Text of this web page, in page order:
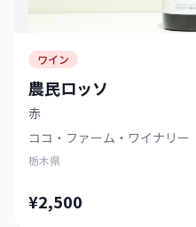
ワイン
農民ロッソ
赤
ココ・ファーム・ワイナリー
栃木県
¥2,500